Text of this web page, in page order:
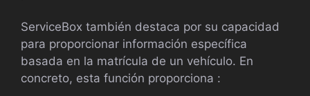
ServiceBox también destaca por su capacidad
para proporcionar información específica
basada en la matrícula de un vehículo. En
concreto, esta función proporciona :